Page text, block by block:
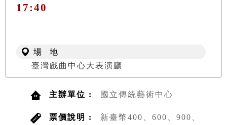
17:40
場 地
臺灣戲曲中心大表演廳
主辦單位 : 國立傳統藝術中心
票價說明 :
新臺幣400、600、900、